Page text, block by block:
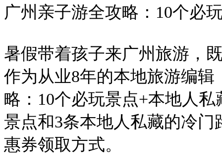
广州亲子游全攻略：10个必
暑假带着孩子来广州旅游，
作为从业8年的本地旅游编
略：10个必玩景点+本地人
景点和3条本地人私藏的冷
惠券领取方式。